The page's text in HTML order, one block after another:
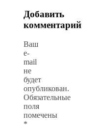
Добавить
комментарий
Ваш
e-
mail
не
будет
опубликован.
Обязательные
поля
помечены
*